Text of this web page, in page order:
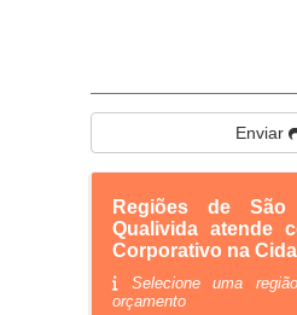
Enviar
Regiões de
Qualivida atende
Corporativo na
Selecione uma
orçamento